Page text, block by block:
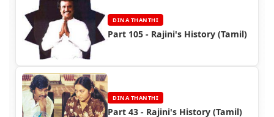
DINA THANTHI
Part 105 - Rajini's History (Tamil)
DINA THANTHI
Part 43 - Rajini's History (Tamil)